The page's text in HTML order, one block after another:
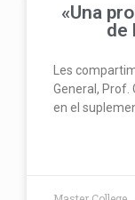
«Una
de
Les
General, Prof.
en el